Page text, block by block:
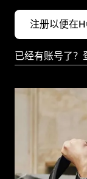
注册以便在
已经有账号了？